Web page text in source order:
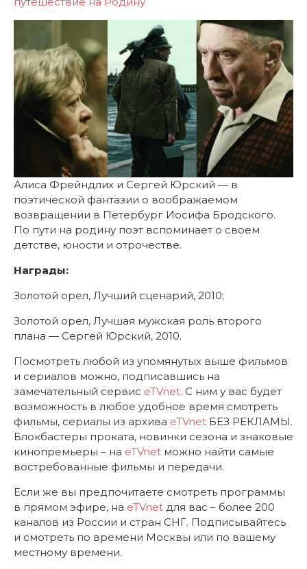
Алиса Фрейндлих и Сергей Юрский — в
поэтической фантазии о воображаемом
возвращении в Петербург Иосифа Бродского.
По пути на родину поэт вспоминает о своем
детстве, юности и отрочестве.
Награды:
Золотой орел, Лучший сценарий, 2010;
Золотой орел, Лучшая мужская роль второго
плана — Сергей Юрский, 2010.
Посмотреть любой из упомянутых выше фильмов
и сериалов можно, подписавшись на
замечательный сервис eTVnet. С ним у вас будет
возможность в любое удобное время смотреть
фильмы, сериалы из архива eTVnet БЕЗ РЕКЛАМЫ.
Блокбастеры проката, новинки сезона и знаковые
кинопремьеры – на eTVnet можно найти самые
востребованные фильмы и передачи.
Если же вы предпочитаете смотреть программы
в прямом эфире, на eTVnet для вас – более 200
каналов из России и стран СНГ. Подписывайтесь
и смотреть по времени Москвы или по вашему
местному времени.